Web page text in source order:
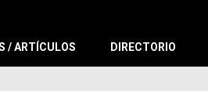
/ ARTÍCULOS DIRECTORIO